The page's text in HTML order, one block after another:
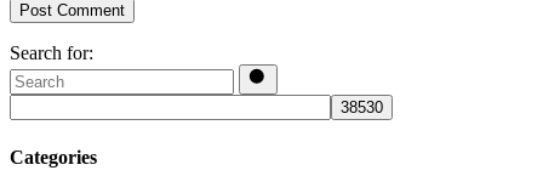
Post Comment
Search for:
Categories